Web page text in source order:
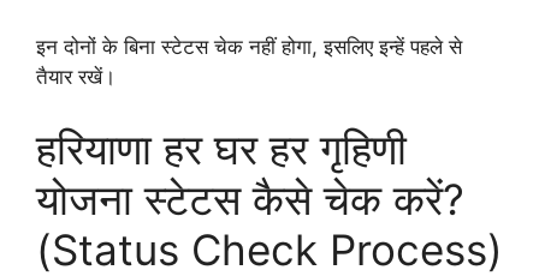
इन दोनों के बिना स्टेटस चेक नहीं होगा, इसलिए इन्हें पहले से
तैयार रखें।
हरियाणा हर घर हर गृहिणी
योजना स्टेटस कैसे चेक करें?
(Status Check Process)